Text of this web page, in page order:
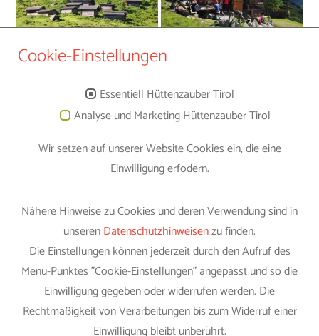
Hüttenzauber Tirol
Familie Susanne & Karl Mitterhauser
Vorderaschau 6 Top 3
A-6365 Kirchberg in Tirol
Kontakt
Cookie-Einstellungen
Essentiell Hüttenzauber Tirol
Analyse und Marketing Hüttenzauber Tirol
Wir setzen auf unserer Website Cookies ein, die eine
Einwilligung erfodern.
Nähere Hinweise zu Cookies und deren Verwendung sind in
unserenDatenschutzhinweisenzu finden.
Die Einstellungen können jederzeit durch den Aufruf des
Menu-Punktes "Cookie-Einstellungen" angepasst und so die
Einwilligung gegeben oder widerrufen werden. Die
Rechtmäßigkeit von Verarbeitungen bis zum Widerruf einer
Einwilligung bleibt unberührt.